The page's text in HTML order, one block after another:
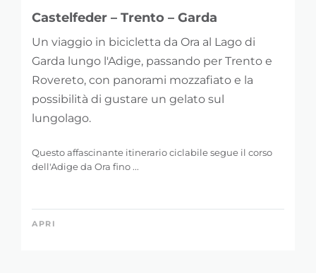
Castelfeder – Trento – Garda
Un viaggio in bicicletta da Ora al Lago di
Garda lungo l'Adige, passando per Trento e
Rovereto, con panorami mozzafiato e la
possibilità di gustare un gelato sul
lungolago.
Questo affascinante itinerario ciclabile segue il corso
dell'Adige da Ora fino ...
APRI